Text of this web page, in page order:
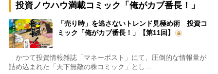
投資ノウハウ満載コミック「俺がカブ番長！」
「売り時」を逃さないトレンド見極め術 投資コ
ミック「俺がカブ番長！」【第11回】
かつて投資情報雑誌「マネーポスト」にて、圧倒的な情報量が
詰め込まれた「天下無敵の株コミック」とし…